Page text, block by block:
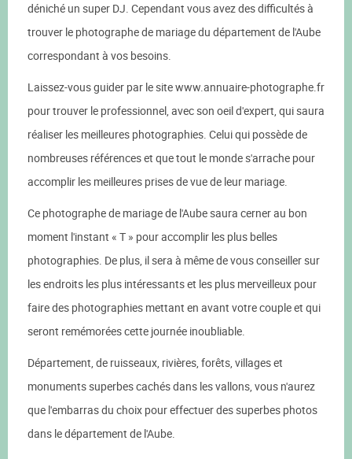
déniché un super DJ. Cependant vous avez des difficultés à
trouver le photographe de mariage du département de l'Aube
correspondant à vos besoins.
Laissez-vous guider par le site www.annuaire-photographe.fr
pour trouver le professionnel, avec son oeil d'expert, qui saura
réaliser les meilleures photographies. Celui qui possède de
nombreuses références et que tout le monde s'arrache pour
accomplir les meilleures prises de vue de leur mariage.
Ce photographe de mariage de l'Aube saura cerner au bon
moment l'instant « T » pour accomplir les plus belles
photographies. De plus, il sera à même de vous conseiller sur
les endroits les plus intéressants et les plus merveilleux pour
faire des photographies mettant en avant votre couple et qui
seront remémorées cette journée inoubliable.
Département, de ruisseaux, rivières, forêts, villages et
monuments superbes cachés dans les vallons, vous n'aurez
que l'embarras du choix pour effectuer des superbes photos
dans le département de l'Aube.